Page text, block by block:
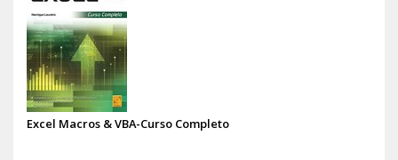
Excel Macros & VBA-Curso Completo